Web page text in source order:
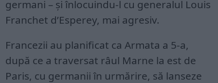
germani – și înlocuindu-l cu generalul Louis
Franchet d’Esperey, mai agresiv.
Francezii au planificat ca Armata a 5-a,
după ce a traversat râul Marne la est de
Paris, cu germanii în urmărire, să lanseze